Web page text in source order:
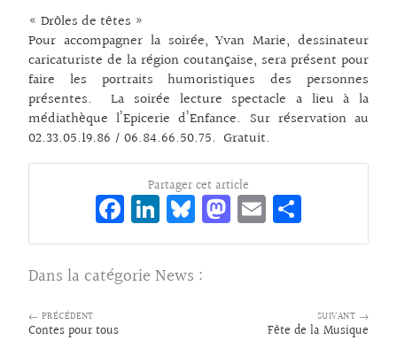
« Drôles de têtes »
Pour accompagner la soirée, Yvan Marie, dessinateur
caricaturiste de la région coutançaise, sera présent pour
faire les portraits humoristiques des personnes
présentes. La soirée lecture spectacle a lieu à la
médiathèque l’Epicerie d’Enfance. Sur réservation au
02.33.05.19.86 / 06.84.66.50.75. Gratuit.
Partager cet article
Fa
ce
bo
o
Li
n
ke
dI
Bl
ue
sk
M
as
E
m rt
Dans la catégorie News :
← PRÉCÉDENT
Contes pour tous
SUIVANT →
Fête de la Musique